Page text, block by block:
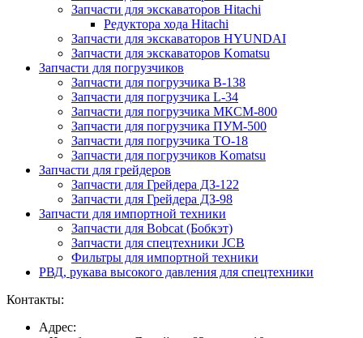
Запчасти для экскаваторов Hitachi
Редуктора хода Hitachi
Запчасти для экскаваторов HYUNDAI
Запчасти для экскаваторов Komatsu
Запчасти для погрузчиков
Запчасти для погрузчика B-138
Запчасти для погрузчика L-34
Запчасти для погрузчика МКСМ-800
Запчасти для погрузчика ПУМ-500
Запчасти для погрузчика ТО-18
Запчасти для погрузчиков Komatsu
Запчасти для грейдеров
Запчасти для Грейдера ДЗ-122
Запчасти для Грейдера ДЗ-98
Запчасти для импортной техники
Запчасти для Bobcat (Бобкэт)
Запчасти для спецтехники JCB
Фильтры для импортной техники
РВД, рукава высокого давления для спецтехники
Контакты:
Адрес: